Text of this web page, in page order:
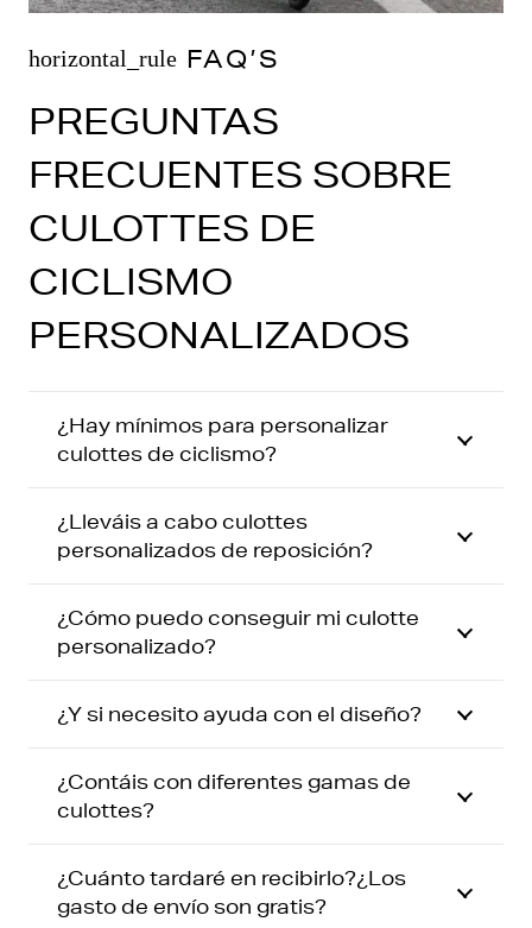
horizontal_rule FAQ’S
PREGUNTAS
FRECUENTES SOBRE
CULOTTES DE
CICLISMO
PERSONALIZADOS
¿Hay mínimos para personalizar
culottes de ciclismo?
¿Lleváis a cabo culottes
personalizados de reposición?
¿Cómo puedo conseguir mi culotte
personalizado?
¿Y si necesito ayuda con el diseño?
¿Contáis con diferentes gamas de
culottes?
¿Cuánto tardaré en recibirlo?¿Los
gasto de envío son gratis?